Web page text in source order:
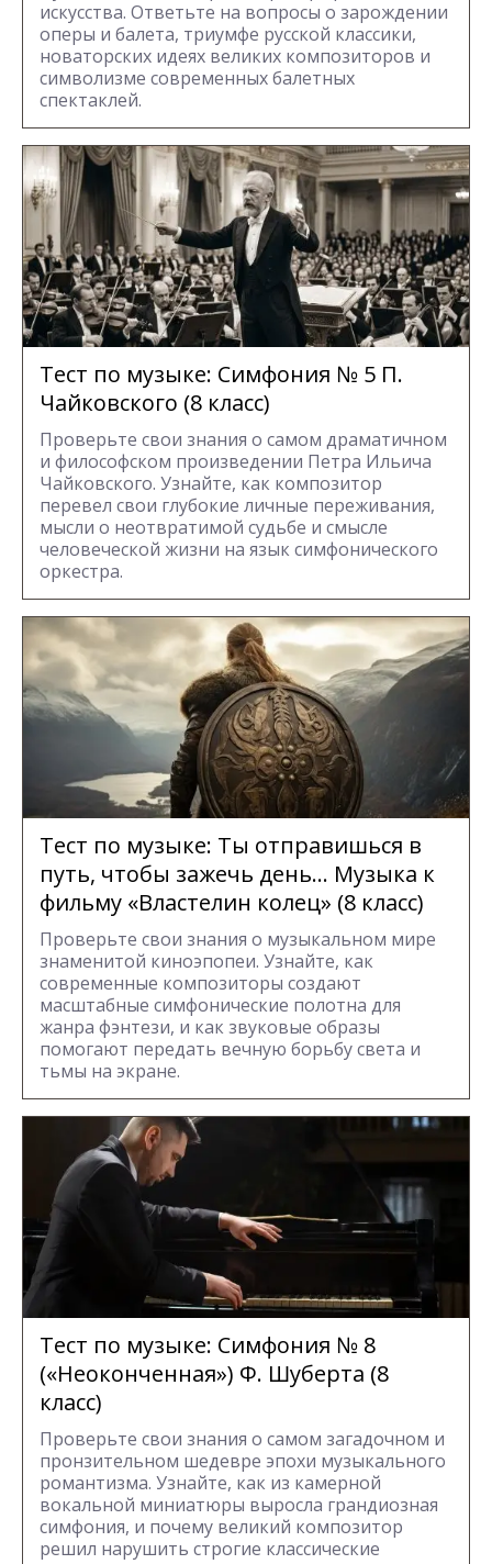
искусства. Ответьте на вопросы о зарождении
оперы и балета, триумфе русской классики,
новаторских идеях великих композиторов и
символизме современных балетных
спектаклей.
Тест по музыке: Симфония № 5 П.
Чайковского (8 класс)
Проверьте свои знания о самом драматичном
и философском произведении Петра Ильича
Чайковского. Узнайте, как композитор
перевел свои глубокие личные переживания,
мысли о неотвратимой судьбе и смысле
человеческой жизни на язык симфонического
оркестра.
Тест по музыке: Ты отправишься в
путь, чтобы зажечь день... Музыка к
фильму «Властелин колец» (8 класс)
Проверьте свои знания о музыкальном мире
знаменитой киноэпопеи. Узнайте, как
современные композиторы создают
масштабные симфонические полотна для
жанра фэнтези, и как звуковые образы
помогают передать вечную борьбу света и
тьмы на экране.
Тест по музыке: Симфония № 8
(«Неоконченная») Ф. Шуберта (8
класс)
Проверьте свои знания о самом загадочном и
пронзительном шедевре эпохи музыкального
романтизма. Узнайте, как из камерной
вокальной миниатюры выросла грандиозная
симфония, и почему великий композитор
решил нарушить строгие классические